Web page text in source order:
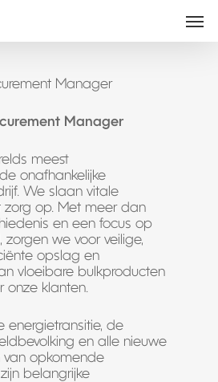
Manager
Manager
meest
onafhankelijke
We slaan vitale
zorg op. Met meer dan
en een focus op
we voor veilige,
opslag en
vloeibare bulkproducten
onze klanten.
energietransitie, de
en alle nieuwe
van opkomende
belangrijke